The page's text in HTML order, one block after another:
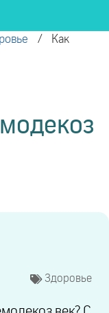
/
Как
Здоровье